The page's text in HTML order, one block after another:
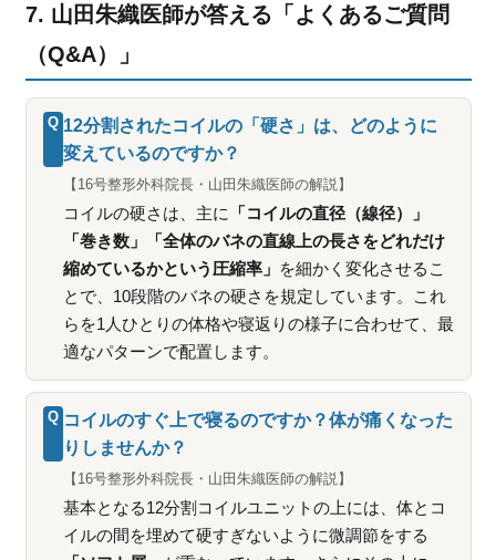
7. 山田朱織医師が答える「よくあるご質問
（Q&A）」
Q 12分割されたコイルの「硬さ」は、どのように
変えているのですか？
【16号整形外科院長・山田朱織医師の解説】
コイルの硬さは、主に 「コイルの直径（線径）」
「巻き数」「全体のバネの直線上の長さをどれだけ
縮めているかという圧縮率」 を細かく変化させるこ
とで、10段階のバネの硬さを規定しています。これ
らを1人ひとりの体格や寝返りの様子に合わせて、最
適なパターンで配置します。
Q コイルのすぐ上で寝るのですか？体が痛くなった
りしませんか？
【16号整形外科院長・山田朱織医師の解説】
基本となる12分割コイルユニットの上には、体とコ
イルの間を埋めて硬すぎないように微調節をする